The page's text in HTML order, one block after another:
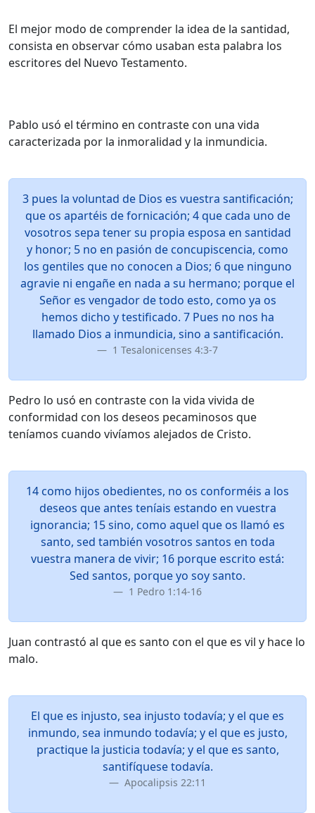
El mejor modo de comprender la idea de la santidad,
consista en observar cómo usaban esta palabra los
escritores del Nuevo Testamento.
Pablo usó el término en contraste con una vida
caracterizada por la inmoralidad y la inmundicia.
3 pues la voluntad de Dios es vuestra santificación;
que os apartéis de fornicación; 4 que cada uno de
vosotros sepa tener su propia esposa en santidad
y honor; 5 no en pasión de concupiscencia, como
los gentiles que no conocen a Dios; 6 que ninguno
agravie ni engañe en nada a su hermano; porque el
Señor es vengador de todo esto, como ya os
hemos dicho y testificado. 7 Pues no nos ha
llamado Dios a inmundicia, sino a santificación.
1 Tesalonicenses 4:3-7
Pedro lo usó en contraste con la vida vivida de
conformidad con los deseos pecaminosos que
teníamos cuando vivíamos alejados de Cristo.
14 como hijos obedientes, no os conforméis a los
deseos que antes teníais estando en vuestra
ignorancia; 15 sino, como aquel que os llamó es
santo, sed también vosotros santos en toda
vuestra manera de vivir; 16 porque escrito está:
Sed santos, porque yo soy santo.
1 Pedro 1:14-16
Juan contrastó al que es santo con el que es vil y hace lo
malo.
El que es injusto, sea injusto todavía; y el que es
inmundo, sea inmundo todavía; y el que es justo,
practique la justicia todavía; y el que es santo,
santifíquese todavía.
Apocalipsis 22:11